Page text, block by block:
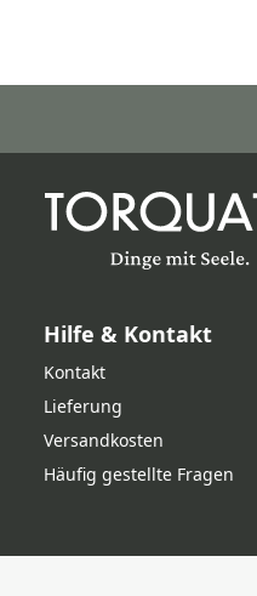
Hilfe & Kontakt
Kontakt
Lieferung
Versandkosten
Häufig gestellte Fragen